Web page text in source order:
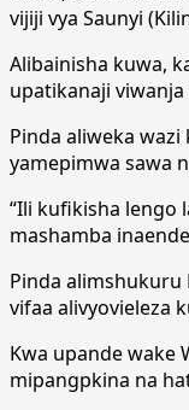
vijiji vya Saunyi
Alibainisha kuwa,
upatikanaji viwanja
Pinda aliweka
yamepimwa sawa
“Ili kufikisha lengo
mashamba
Pinda alimshukuru
vifaa alivyovieleza
Kwa upande wake
mipangpkina na